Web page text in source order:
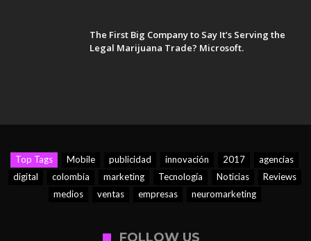
The First Big Company to Say It’s Serving the
Legal Marijuana Trade? Microsoft.
Top Tags Mobile publicidad innovación 2017
agencias
digital
colombia marketing Tecnología Noticias
Reviews
medios
ventas empresas neuromarketing
FOLLOW US